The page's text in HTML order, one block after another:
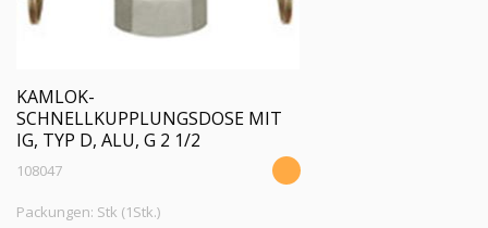
KAMLOK-
SCHNELLKUPPLUNGSDOSE MIT
IG, TYP D, ALU, G 2 1/2
108047
Packungen: Stk (1Stk.)